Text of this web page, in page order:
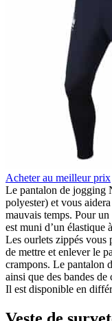
Acheter au meilleur prix
Le pantalon de jogging
polyester) et vous
mauvais temps. Pour
est muni d’un élastique
Les ourlets zippés vous
de mettre et enlever le
crampons. Le pantalon
ainsi que des bandes
Il est disponible en